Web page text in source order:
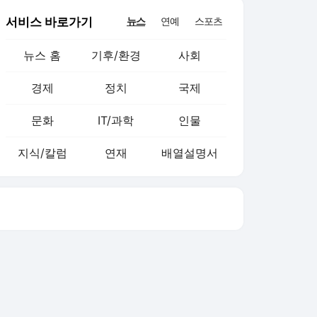
서비스 바로가기 뉴스 연예 스포츠
뉴스 홈 기후/환경 사회
경제 정치 국제
문화 IT/과학 인물
지식/칼럼 연재 배열설명서